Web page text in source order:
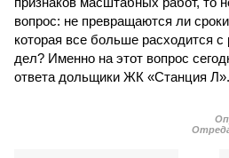
вопрос: не превращаются ли
которая все больше расходится
дел? Именно на этот вопрос
ответа дольщики ЖК «Станция Л».